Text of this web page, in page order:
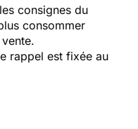
consignes du
consommer
rappel est fixée au